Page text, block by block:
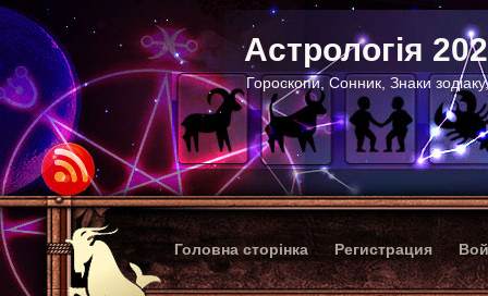
Астрологія
Гороскопи, Сонник, Знаки
Головна сторінка Регистрация